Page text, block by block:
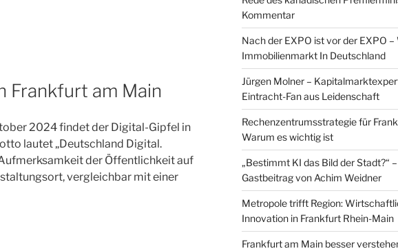
Frankfurt am Main
2024 findet der Digital-Gipfel in
lautet „Deutschland Digital.
der Öffentlichkeit auf
vergleichbar mit einer
Kommentar
Nach der EXPO ist vor der EXPO –
Immobilienmarkt In Deutschland
Jürgen Molner –
Eintracht-Fan aus Leidenschaft
Rechenzentrumsstrategie für
Warum es wichtig ist
„Bestimmt KI das Bild der Stadt?“
Gastbeitrag von Achim Weidner
Metropole trifft Region:
Innovation in Frankfurt Rhein-Main
Frankfurt am Main besser